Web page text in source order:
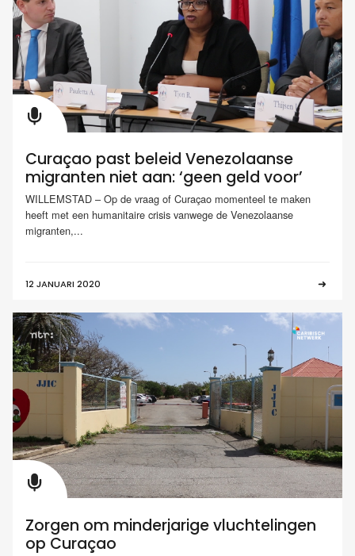
Curaçao past beleid Venezolaanse
migranten niet aan: ‘geen geld voor’
WILLEMSTAD – Op de vraag of Curaçao momenteel te maken
heeft met een humanitaire crisis vanwege de Venezolaanse
migranten,...
12 JANUARI 2020
Zorgen om minderjarige vluchtelingen
op Curaçao